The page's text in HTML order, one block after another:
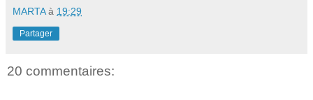
MARTA à 19:29
Partager
20 commentaires: